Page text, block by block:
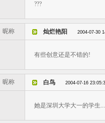
???
昵称 灿烂艳阳 2004-07-30
有些创意还是不错的!
昵称 白鸟 2004-07-16
她是深圳大学大一的学生